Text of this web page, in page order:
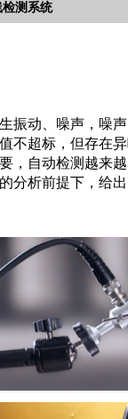
测系统
振动、噪声，噪
不超标，但存在
，自动检测越来
分析前提下，给